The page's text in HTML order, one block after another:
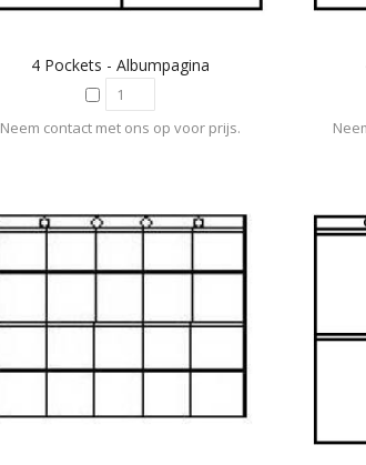
4 Pockets - Albumpagina
Neem contact met ons op voor prijs.